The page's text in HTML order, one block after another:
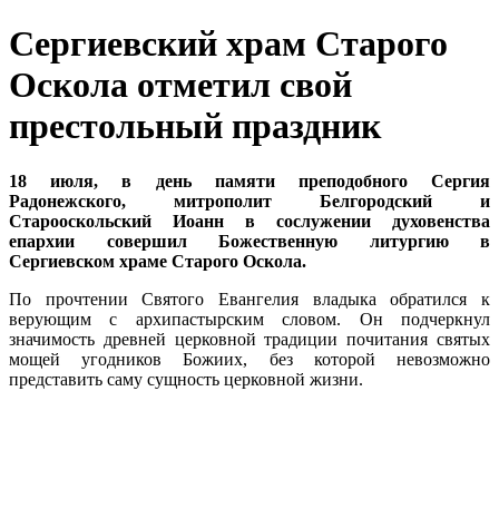
Сергиевский храм Старого
Оскола отметил свой
престольный праздник
18 июля, в день памяти преподобного Сергия
Радонежского, митрополит Белгородский и
Старооскольский Иоанн в сослужении духовенства
епархии совершил Божественную литургию в
Сергиевском храме Старого Оскола.
По прочтении Святого Евангелия владыка обратился к
верующим с архипастырским словом. Он подчеркнул
значимость древней церковной традиции почитания святых
мощей угодников Божиих, без которой невозможно
представить саму сущность церковной жизни.